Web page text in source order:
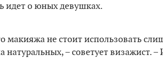
идет о юных девушках.
макияжа не стоит использовать
натуральных, – советует визажист.